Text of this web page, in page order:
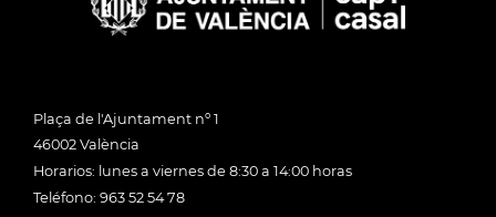
Plaça de l'Ajuntament nº 1
46002 València
Horarios: lunes a viernes de 8:30 a 14:00 horas
Teléfono: 963 52 54 78